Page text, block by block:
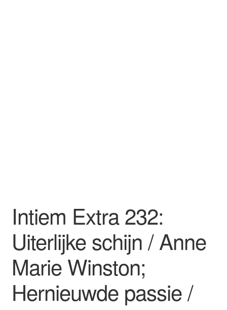
Intiem Extra 232:
Uiterlijke schijn / Anne
Marie Winston;
Hernieuwde passie /